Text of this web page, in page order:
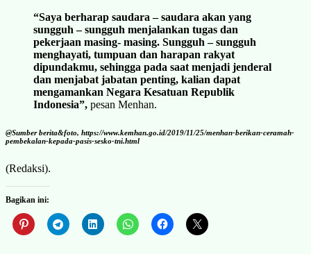
“Saya berharap saudara – saudara akan yang
sungguh – sungguh menjalankan tugas dan
pekerjaan masing- masing. Sungguh – sungguh
menghayati, tumpuan dan harapan rakyat
dipundakmu, sehingga pada saat menjadi jenderal
dan menjabat jabatan penting, kalian dapat
mengamankan Negara Kesatuan Republik
Indonesia”, pesan Menhan.
@Sumber berita&foto, https://www.kemhan.go.id/2019/11/25/menhan-berikan-ceramah-
pembekalan-kepada-pasis-sesko-tni.html
(Redaksi).
Bagikan ini: